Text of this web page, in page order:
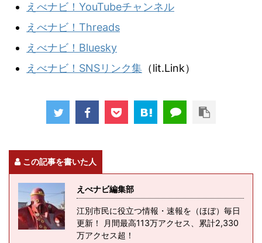
えべナビ！YouTubeチャンネル
えべナビ！Threads
えべナビ！Bluesky
えべナビ！SNSリンク集 （lit.Link）
この記事を書いた人
えべナビ編集部
江別市民に役立つ情報・速報を（ほぼ）毎日
更新！ 月間最高113万アクセス、累計2,330
万アクセス超！